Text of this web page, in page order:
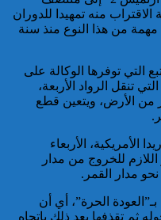
منه تمهيدا للدوران
مهمة من هذا النوع منذ سنة
التي توفرها الوكالة على
تنقل الرواد الأربعة،
ألف كيلومتر من الأرض، ويتعين قطع
الأمريكية، الأربعاء
للخروج من مدار
مدار القمر.
الحرة”، أي أن
ثم تقذفها بعد ذلك باتجاه